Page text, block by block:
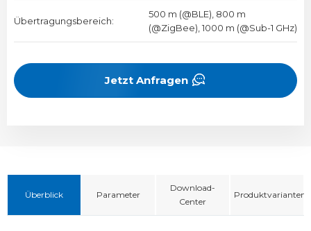
Übertragungsbereich:
500 m (@BLE), 800 m
(@ZigBee), 1000 m (@Sub-1 GHz)
Jetzt Anfragen
Überblick Parameter
Download-
Center
Produktvarianten